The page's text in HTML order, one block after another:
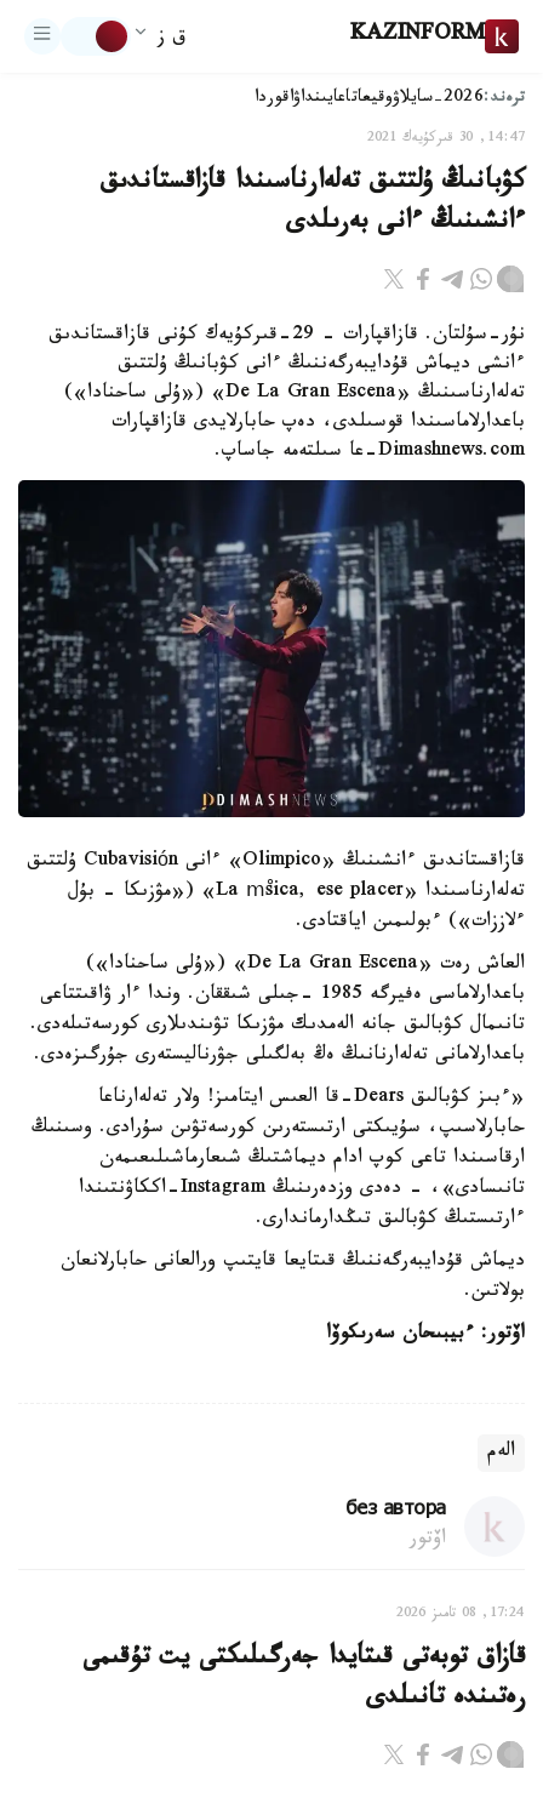
KAZINFORM ق ز
ترەند:2026-سايلاۋ وقيعاتاعايىنداۋاقوردا
14:47, 30 قىركۇيەك 2021
كۋبانىڭ ۇلتتىق تەلەارناسىندا قازاقستاندىق
ءانشىنىڭ ءانى بەرىلدى
نۇر-سۇلتان. قازاقپارات - 29-قىركۇيەك كۇنى قازاقستاندىق
ءانشى ديماش قۇدايبەرگەننىڭ ءانى كۋبانىڭ ۇلتتىق
تەلەارناسىنىڭ «De La Gran Escena» («ۇلى ساحنادا»)
باعدارلاماسىندا قوسىلدى، دەپ حابارلايدى قازاقپارات
Dimashnews.com-عا سىلتەمە جاساپ.
قازاقستاندىق ءانشىنىڭ «Olimpico» ءانى Cubavisión ۇلتتىق
تەلەارناسىندا «La mْsica, ese placer» («مۋزىكا - بۇل
ءلاززات») ءبولىمىن اياقتادى.
العاش رەت «De La Gran Escena» («ۇلى ساحنادا»)
باعدارلاماسى ەفيرگە 1985 -جىلى شىققان. وندا ءار ۋاقىتتاعى
تانىمال كۋبالىق جانە الەمدىك مۋزىكا تۋىندىلارى كورسەتىلەدى.
باعدارلامانى تەلەارنانىڭ ەڭ بەلگىلى جۋرناليستەرى جۇرگىزەدى.
«ءبىز كۋبالىق Dears-قا العىس ايتامىز! ولار تەلەارناعا
حابارلاسىپ، سۇيىكتى ارتىستەرىن كورسەتۋىن سۇرادى. وسىنىڭ
ارقاسىندا تاعى كوپ ادام ديماشتىڭ شىعارماشىلىعىمەن
تانىسادى»، - دەدى وزدەرىنىڭ Instagram-اككاۋنتىندا
ءارتىستىڭ كۋبالىق تىڭدارماندارى.
ديماش قۇدايبەرگەننىڭ قىتايعا قايتىپ ورالعانى حابارلانعان
بولاتىن.
اۆتور: ءبيبىحان سەرىكوۆا
الەم
без автора
اۆتور
17:24, 08 تامىز 2026
قازاق توبەتى قىتايدا جەرگىلىكتى يت تۇقىمى
رەتىندە تانىلدى